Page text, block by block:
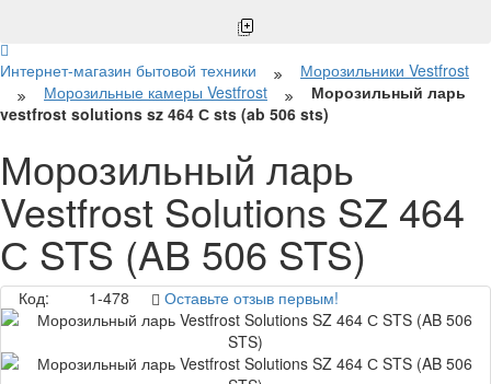
Интернет-магазин бытовой техники
Морозильники Vestfrost
Морозильные камеры Vestfrost
Морозильный ларь
vestfrost solutions sz 464 С sts (ab 506 sts)
Морозильный ларь
Vestfrost Solutions SZ 464
С STS (AB 506 STS)
Код: 1-478 Оставьте отзыв первым!